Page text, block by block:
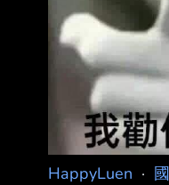
HappyLuen ·